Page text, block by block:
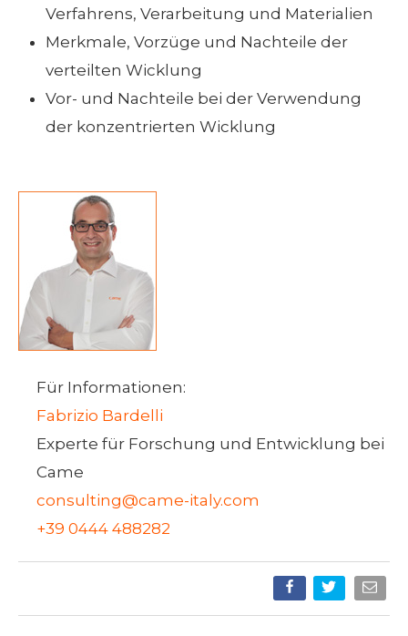
Verfahrens, Verarbeitung und Materialien
Merkmale, Vorzüge und Nachteile der
verteilten Wicklung
Vor- und Nachteile bei der Verwendung
der konzentrierten Wicklung
Für Informationen:
Fabrizio Bardelli
Experte für Forschung und Entwicklung bei
Came
consulting@came-italy.com
+39 0444 488282